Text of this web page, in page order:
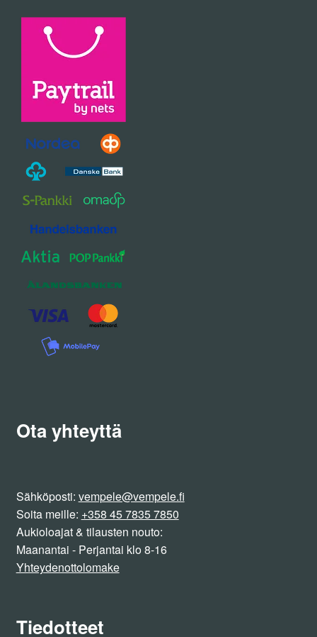
Ota yhteyttä
Sähköposti: vempele@vempele.fi
Soita meille: +358 45 7835 7850
Aukioloajat & tilausten nouto:
Maanantai - Perjantai klo 8-16
Yhteydenottolomake
Tiedotteet